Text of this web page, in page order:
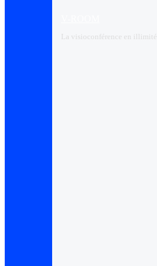
La visioconférence en illimité